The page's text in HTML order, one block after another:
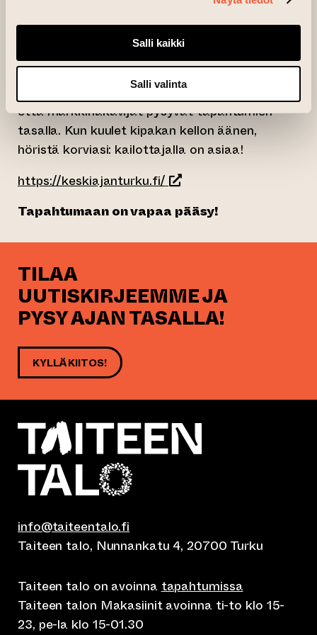
Salli kaikki
Salli valinta
Muurikki ja metsänväki -satuseikkailu klo
12:30, 14:30 ja 16:30
Miekkailunäytös, WarusSeppäin Kilta klo 13:30
Lisäksi alueella kulkee Kailottaja
Kaupunginkailottaja Pentti Kaakkuri huolehtii,
että markkinakävijät pysyvät tapahtumien
tasalla. Kun kuulet kipakan kellon äänen,
höristä korviasi: kailottajalla on asiaa!
https://keskiajanturku.fi/ (siirtyy toiseen
Tapahtumaan on vapaa pääsy!
TILAA
UUTISKIRJEEMME JA
PYSY AJAN TASALLA!
KYLLÄ KIITOS!
info@taiteentalo.fi
Taiteen talo, Nunnankatu 4, 20700 Turku
Taiteen talo on avoinna tapahtumissa
Taiteen talon Makasiinit avoinna ti-to klo 15-
23, pe-la klo 15-01.30